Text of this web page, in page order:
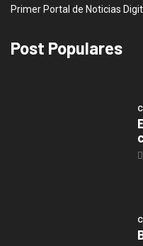
Primer Portal de Noticias
Post Populares